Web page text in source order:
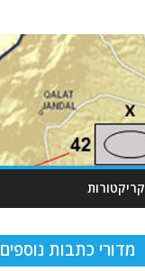
קריקטורות
מדורי כתבות נוספים